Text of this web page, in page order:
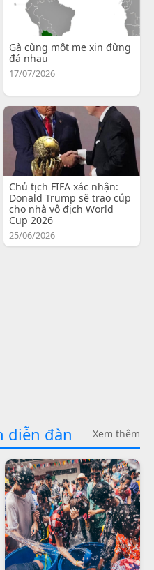
Gà cùng một mẹ xin đừng
đá nhau
17/07/2026
Chủ tịch FIFA xác nhận:
Donald Trump sẽ trao cúp
cho nhà vô địch World
Cup 2026
25/06/2026
diễn đàn Xem thêm